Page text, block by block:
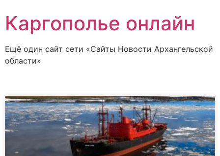
Каргополье онлайн
Ещё один сайт сети «Сайты Новости Архангельской
области»